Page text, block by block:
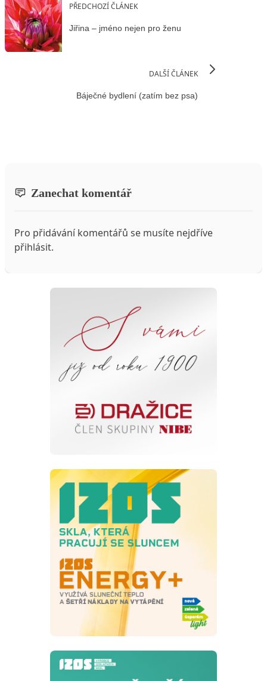
PŘEDCHOZÍ ČLÁNEK
Jiřina – jméno nejen pro ženu
DALŠÍ ČLÁNEK
Báječné bydlení (zatím bez psa)
Zanechat komentář
Pro přidávání komentářů se musíte nejdříve
přihlásit.